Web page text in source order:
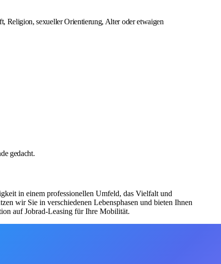
Religion, sexueller Orientierung, Alter oder etwaigen
gedacht.
in einem professionellen Umfeld, das Vielfalt und
wir Sie in verschiedenen Lebensphasen und bieten Ihnen
auf Jobrad-Leasing für Ihre Mobilität.